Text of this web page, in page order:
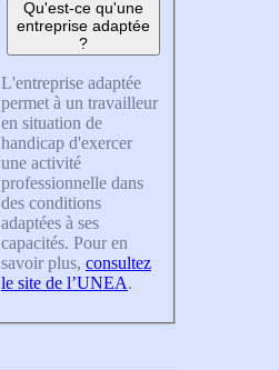
Qu'est-ce qu'une
entreprise adaptée
?
L'entreprise adaptée
permet à un travailleur
en situation de
handicap d'exercer
une activité
professionnelle dans
des conditions
adaptées à ses
capacités. Pour en
savoir plus, consultez
le site de l’UNEA.